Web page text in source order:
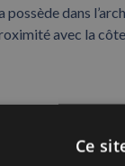
dans
avec la
Ce